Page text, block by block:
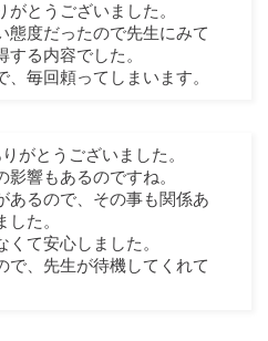
とうございました。
態度だったので先生にみて
する内容でした。
毎回頼ってしまいます。
がとうございました。
響もあるのですね。
あるので、その事も関係あ
た。
て安心しました。
で、先生が待機してくれて